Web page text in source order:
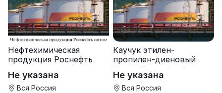
Нефтехимическая
продукция Роснефть
Не указана
Вся Россия
Каучук этилен-
пропилен-диеновый
Скэпт-Башнефть/
Роснефть
Не указана
Вся Россия